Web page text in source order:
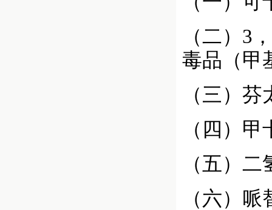
（二）3
毒品（甲
（三）
（四）
（五）
（六）